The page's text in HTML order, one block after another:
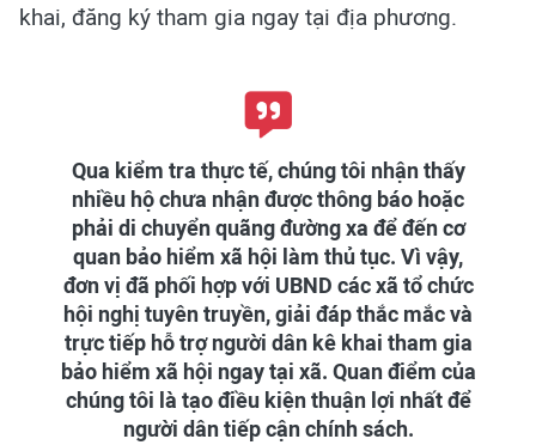
khai, đăng ký tham gia ngay tại địa phương.
Qua kiểm tra thực tế, chúng tôi nhận thấy
nhiều hộ chưa nhận được thông báo hoặc
phải di chuyển quãng đường xa để đến cơ
quan bảo hiểm xã hội làm thủ tục. Vì vậy,
đơn vị đã phối hợp với UBND các xã tổ chức
hội nghị tuyên truyền, giải đáp thắc mắc và
trực tiếp hỗ trợ người dân kê khai tham gia
bảo hiểm xã hội ngay tại xã. Quan điểm của
chúng tôi là tạo điều kiện thuận lợi nhất để
người dân tiếp cận chính sách.